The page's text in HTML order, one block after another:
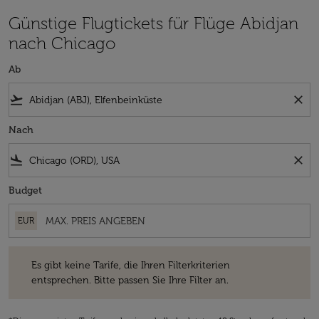
Günstige Flugtickets für Flüge Abidjan
nach Chicago
Ab
flight_takeoff close
Nach
flight_land close
Budget
EUR
Es gibt keine Tarife, die Ihren Filterkriterien
entsprechen. Bitte passen Sie Ihre Filter an.